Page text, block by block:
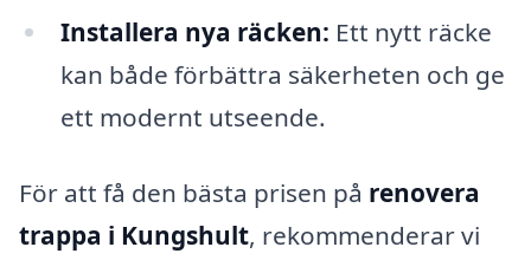
Installera nya räcken: Ett nytt räcke
kan både förbättra säkerheten och ge
ett modernt utseende.
För att få den bästa prisen på renovera
trappa i Kungshult, rekommenderar vi